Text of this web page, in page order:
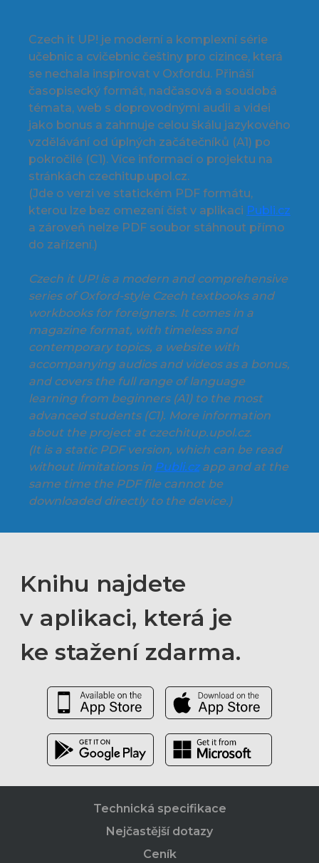
Czech it UP! je moderní a komplexní série
učebnic a cvičebnic češtiny pro cizince, která
se nechala inspirovat v Oxfordu. Přináší
časopisecký formát, nadčasová a soudobá
témata, web s doprovodnými audii a videi
jako bonus a zahrnuje celou škálu jazykového
vzdělávání od úplných začátečníků (A1) po
pokročilé (C1). Více informací o projektu na
stránkách czechitup.upol.cz.
(Jde o verzi ve statickém PDF formátu,
kterou lze bez omezení číst v aplikaci Publi.cz
a zároveň nelze PDF soubor stáhnout přímo
do zařízení.)
Czech it UP! is a modern and comprehensive
series of Oxford-style Czech textbooks and
workbooks for foreigners. It comes in a
magazine format, with timeless and
contemporary topics, a website with
accompanying audios and videos as a bonus,
and covers the full range of language
learning from beginners (A1) to the most
advanced students (C1). More information
about the project at czechitup.upol.cz.
(It is a static PDF version, which can be read
without limitations in Publi.czapp and at the
same time the PDF file cannot be
downloaded directly to the device.)
Knihu najdete
v aplikaci, která je
ke stažení zdarma.
Technická specifikace
Nejčastější dotazy
Ceník